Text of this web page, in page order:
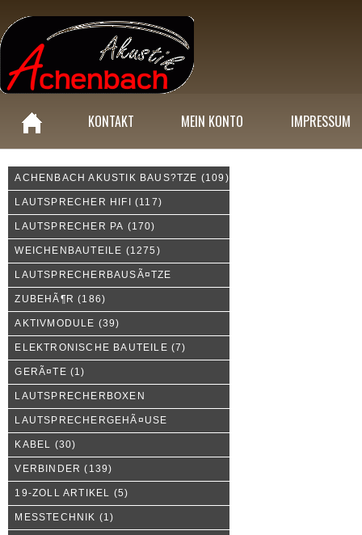
KONTAKT MEIN KONTO IMPRESSUM
ACHENBACH AKUSTIK BAUS?TZE (109)
LAUTSPRECHER HIFI (117)
LAUTSPRECHER PA (170)
WEICHENBAUTEILE (1275)
LAUTSPRECHERBAUSÃ¤TZE
ZUBEHÃ¶R (186)
AKTIVMODULE (39)
ELEKTRONISCHE BAUTEILE (7)
GERÃ¤TE (1)
LAUTSPRECHERBOXEN
LAUTSPRECHERGEHÃ¤USE
KABEL (30)
VERBINDER (139)
19-ZOLL ARTIKEL (5)
MESSTECHNIK (1)